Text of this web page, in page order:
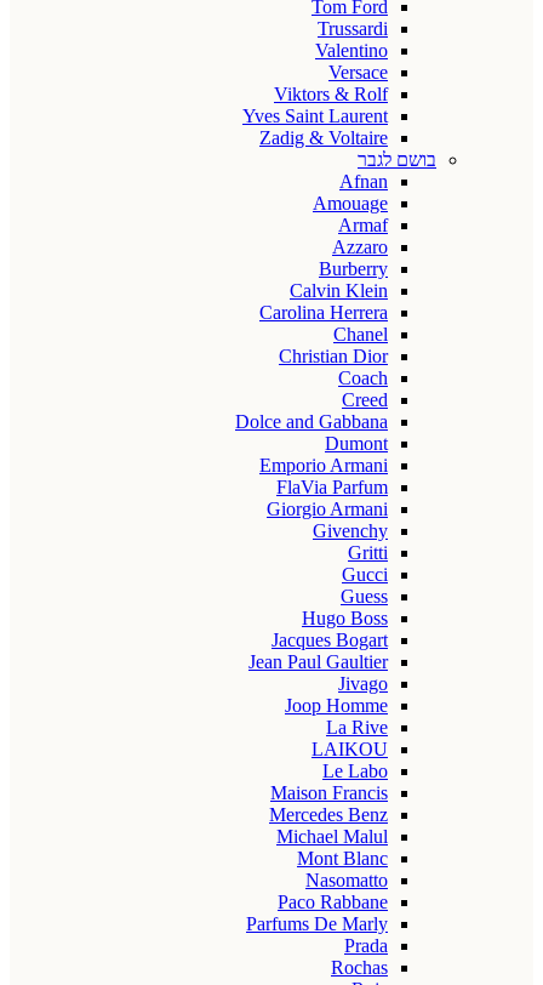
Tom Ford
Trussardi
Valentino
Versace
Viktors & Rolf
Yves Saint Laurent
Zadig & Voltaire
בושם לגבר
Afnan
Amouage
Armaf
Azzaro
Burberry
Calvin Klein
Carolina Herrera
Chanel
Christian Dior
Coach
Creed
Dolce and Gabbana
Dumont
Emporio Armani
FlaVia Parfum
Giorgio Armani
Givenchy
Gritti
Gucci
Guess
Hugo Boss
Jacques Bogart
Jean Paul Gaultier
Jivago
Joop Homme
La Rive
LAIKOU
Le Labo
Maison Francis
Mercedes Benz
Michael Malul
Mont Blanc
Nasomatto
Paco Rabbane
Parfums De Marly
Prada
Rochas